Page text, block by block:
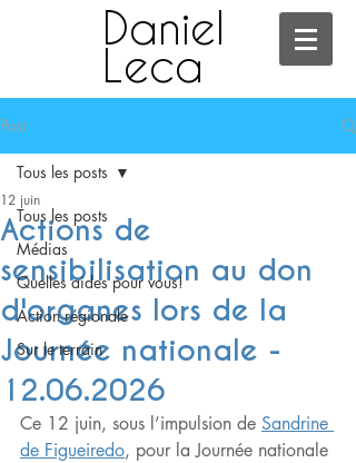
Daniel
Leca
Post
Tous les posts
Médias
Quelles aides pour vous!
Action régionale
Sur le terrain
Tous les posts
Actions de
sensibilisation au don
d'organes lors de la
Journée nationale -
12.06.2026
12 juin
Ce 12 juin, sous l’impulsion de Sandrine
de Figueiredo, pour la Journée nationale